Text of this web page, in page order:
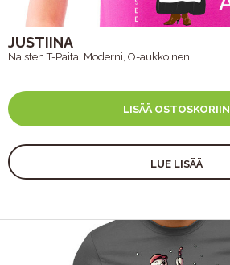
JUSTIINA
Naisten T-Paita: Moderni, O-aukkoinen...
LISÄÄ OSTOSKORIIN
LUE LISÄÄ